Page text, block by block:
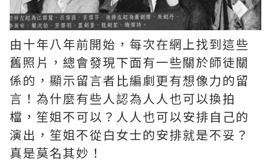
由十年八年前開始，每次在網上找到這些
舊照片，總會發現下面有一些關於師徒關
係的，顯示留言者比編劇更有想像力的留
言！為什麼有些人認為人人也可以換拍
檔，笙姐不可以？人人也可以安排自己的
演出，笙姐不從白女士的安排就是不妥？
真是莫名其妙！ ​​​